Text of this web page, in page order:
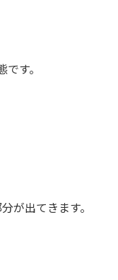
す。
が出てきます。